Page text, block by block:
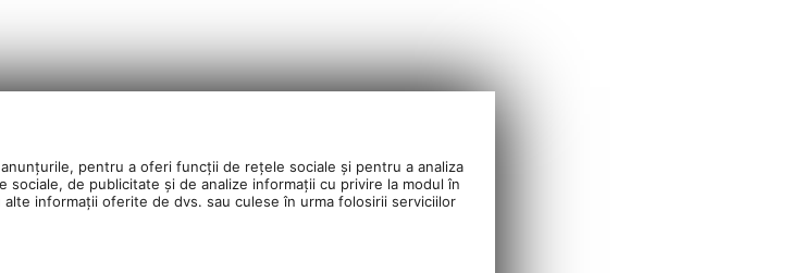
pentru a oferi funcții de rețele sociale și pentru a analiza
de publicitate și de analize informații cu privire la modul în
informații oferite de dvs. sau culese în urma folosirii serviciilor